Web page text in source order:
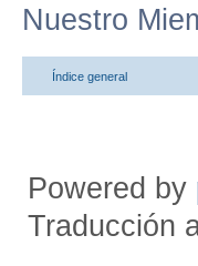
Nuestro
Índice general
Powered by
Traducción